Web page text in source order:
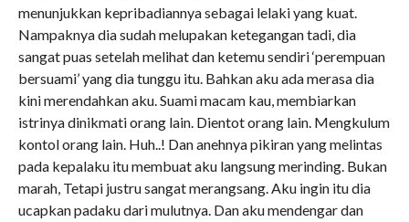
menunjukkan kepribadiannya sebagai lelaki yang kuat.
Nampaknya dia sudah melupakan ketegangan tadi, dia
sangat puas setelah melihat dan ketemu sendiri ‘perempuan
bersuami’ yang dia tunggu itu. Bahkan aku ada merasa dia
kini merendahkan aku. Suami macam kau, membiarkan
istrinya dinikmati orang lain. Dientot orang lain. Mengkulum
kontol orang lain. Huh..! Dan anehnya pikiran yang melintas
pada kepalaku itu membuat aku langsung merinding. Bukan
marah, Tetapi justru sangat merangsang. Aku ingin itu dia
ucapkan padaku dari mulutnya. Dan aku mendengar dan